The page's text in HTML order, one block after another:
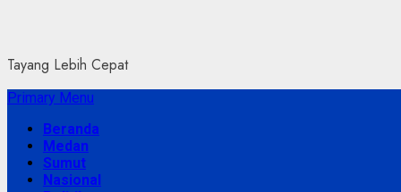
Tayang Lebih Cepat
Primary Menu
Beranda
Medan
Sumut
Nasional